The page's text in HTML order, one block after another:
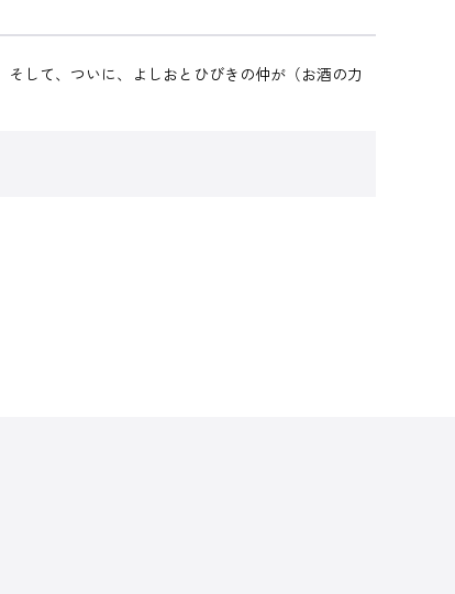
して、ついに、よしおとひびきの仲が（お酒の力